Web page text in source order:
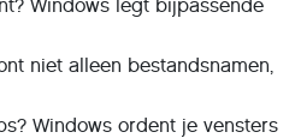
Windows legt bijpassende
niet alleen bestandsnamen,
Windows ordent je vensters